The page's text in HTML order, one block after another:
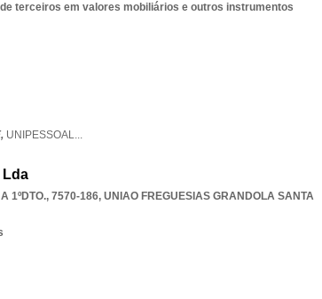
terceiros em valores mobiliários e outros instrumentos
UNIPESSOAL...
Lda
1ºDTO., 7570-186, UNIAO FREGUESIAS GRANDOLA SANTA